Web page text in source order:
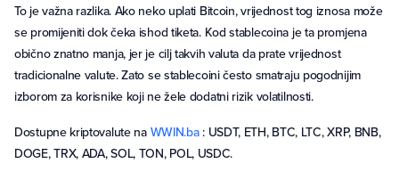
To je važna razlika. Ako neko uplati Bitcoin, vrijednost tog iznosa može
se promijeniti dok čeka ishod tiketa. Kod stablecoina je ta promjena
obično znatno manja, jer je cilj takvih valuta da prate vrijednost
tradicionalne valute. Zato se stablecoini često smatraju pogodnijim
izborom za korisnike koji ne žele dodatni rizik volatilnosti.
Dostupne kriptovalute na WWIN.ba: USDT, ETH, BTC, LTC, XRP, BNB,
DOGE, TRX, ADA, SOL, TON, POL, USDC.